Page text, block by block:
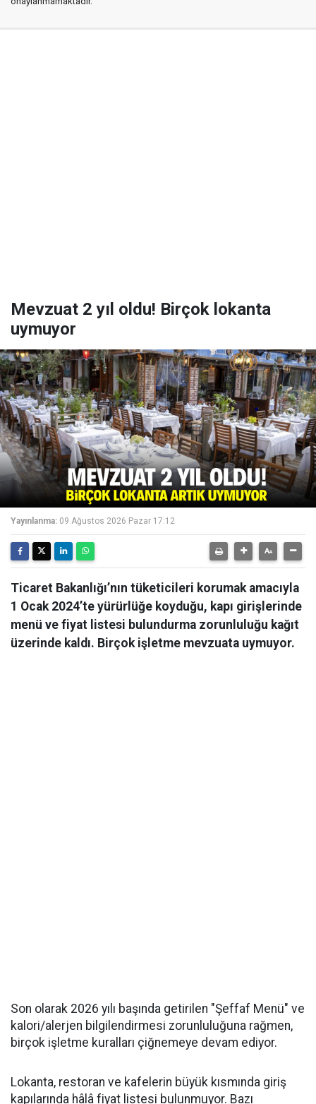
Mevzuat 2 yıl oldu! Birçok lokanta
uymuyor
Yayınlanma: 09 Ağustos 2026 Pazar 17:12
Ticaret Bakanlığı’nın tüketicileri korumak amacıyla
1 Ocak 2024’te yürürlüğe koyduğu, kapı girişlerinde
menü ve fiyat listesi bulundurma zorunluluğu kağıt
üzerinde kaldı. Birçok işletme mevzuata uymuyor.
Son olarak 2026 yılı başında getirilen "Şeffaf Menü" ve
kalori/alerjen bilgilendirmesi zorunluluğuna rağmen,
birçok işletme kuralları çiğnemeye devam ediyor.
Lokanta, restoran ve kafelerin büyük kısmında giriş
kapılarında hâlâ fiyat listesi bulunmuyor. Bazı